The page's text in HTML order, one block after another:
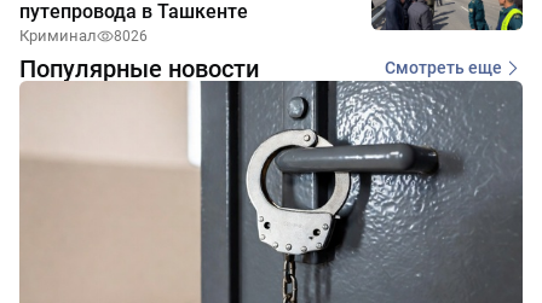
путепровода в Ташкенте
Криминал 8026
Популярные новости Смотреть еще